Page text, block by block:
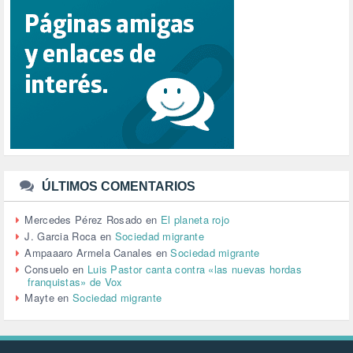
RELIGIÓN (114)
REPUBLICA (1)
SALUD (108)
SENSIBILIZACIÓN (576)
SINDICATOS (12)
TTIP (6)
URBANISMO (1)
URBANIZACIÓN (1)
VEJEZ (1)
VENEZUELA (3)
VENEZULA (1)
VIAJES (1)
VIOLENCIA (2)
VIOLENCIA DE GÉNERO (223)
VIVIENDA (9)
VOLODIMIR ZELENSKY (1)
ÚLTIMOS COMENTARIOS
Mercedes Pérez Rosado en El planeta rojo
J. Garcia Roca en Sociedad migrante
Ampaaaro Armela Canales enSociedad migrante
Consuelo en Luis Pastor canta contra «las nuevas hordas
franquistas» de Vox
MayteenSociedad migrante